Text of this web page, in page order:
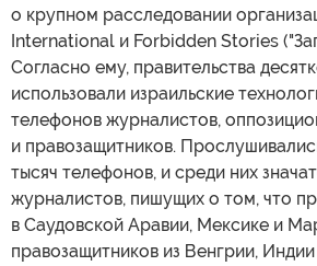
о крупном расследовании
International и Forbidden Stories
Согласно ему, правительства
использовали израильские
телефонов журналистов,
и правозащитников.
тысяч телефонов, и среди них
журналистов, пишущих о том, что
в Саудовской Аравии, Мексике и
правозащитников из Венгрии,